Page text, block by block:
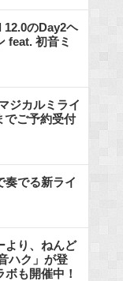
のDay2ヘ
feat. 初音ミ
ジカルミライ
でご予約受付
奏でる新ライ
より、ねんど
ハク」が登
も開催中！